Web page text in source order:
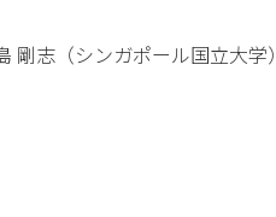
志（シンガポール国立大学）